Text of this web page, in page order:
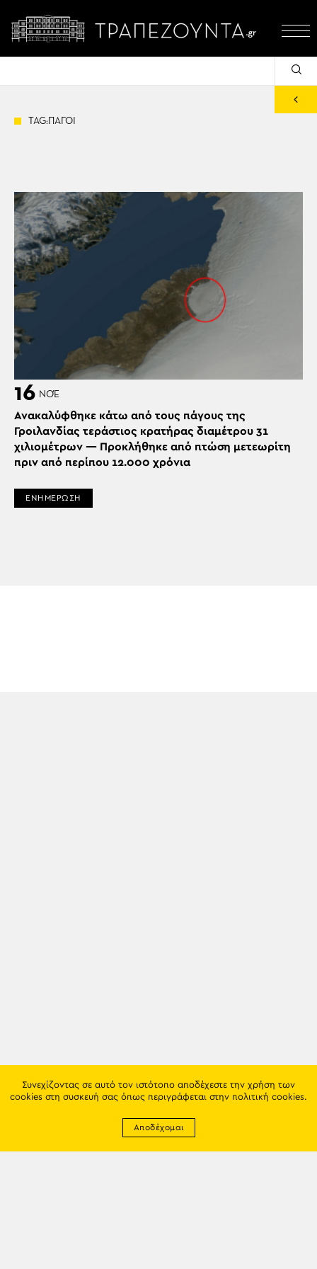
TAG:ΠΑΓΟΙ
16 ΝΟΈ
Ανακαλύφθηκε κάτω από τους πάγους της
Γροιλανδίας τεράστιος κρατήρας διαμέτρου 31
χιλιομέτρων — Προκλήθηκε από πτώση μετεωρίτη
πριν από περίπου 12.000 χρόνια
ΕΝΗΜΕΡΩΣΗ
Συνεχίζοντας σε αυτό τον ιστότοπο αποδέχεστε την χρήση των
cookies στη συσκευή σας όπως περιγράφεται στην πολιτική cookies.
Αποδέχομαι